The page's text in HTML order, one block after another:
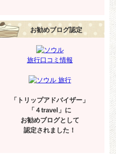
お勧めブログ認定
旅行口コミ情報
「トリップアドバイザー」
「４travel」に
お勧めブログとして
認定されました！